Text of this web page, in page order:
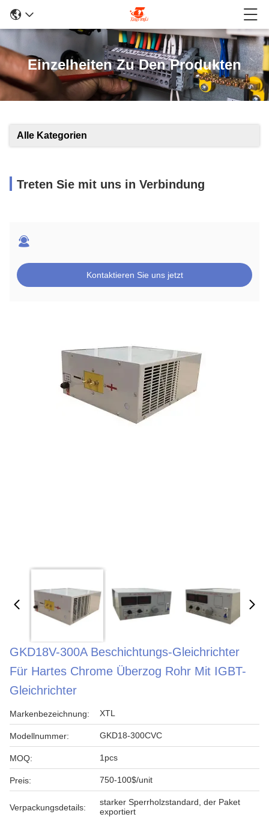
Einzelheiten Zu Den Produkten
Alle Kategorien
Treten Sie mit uns in Verbindung
Kontaktieren Sie uns jetzt
GKD18V-300A Beschichtungs-Gleichrichter
Für Hartes Chrome Überzog Rohr Mit IGBT-
Gleichrichter
Markenbezeichnung: XTL
Modellnummer: GKD18-300CVC
MOQ: 1pcs
Preis: 750-100$/unit
Verpackungsdetails:
starker Sperrholzstandard, der Paket
exportiert